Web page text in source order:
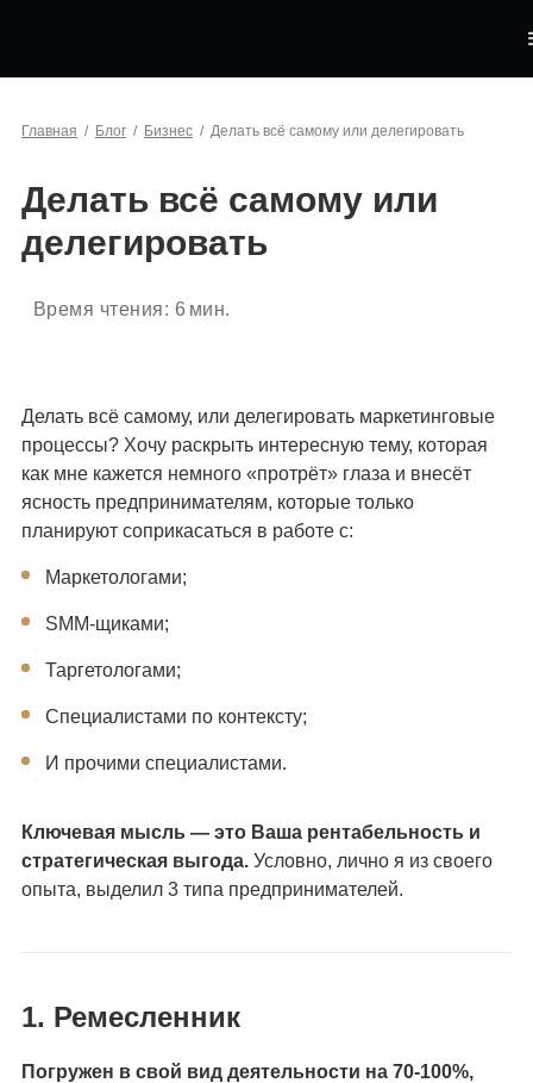
Главная / Блог / Бизнес / Делать всё самому или делегировать
Делать всё самому или
делегировать
Время чтения: 6 мин.
Делать всё самому, или делегировать маркетинговые
процессы? Хочу раскрыть интересную тему, которая
как мне кажется немного «протрёт» глаза и внесёт
ясность предпринимателям, которые только
планируют соприкасаться в работе с:
Маркетологами;
SMM-щиками;
Таргетологами;
Специалистами по контексту;
И прочими специалистами.
Ключевая мысль — это Ваша рентабельность и
стратегическая выгода.Условно, лично я из своего
опыта, выделил 3 типа предпринимателей.
1. Ремесленник
Погружен в свой вид деятельности на 70-100%,